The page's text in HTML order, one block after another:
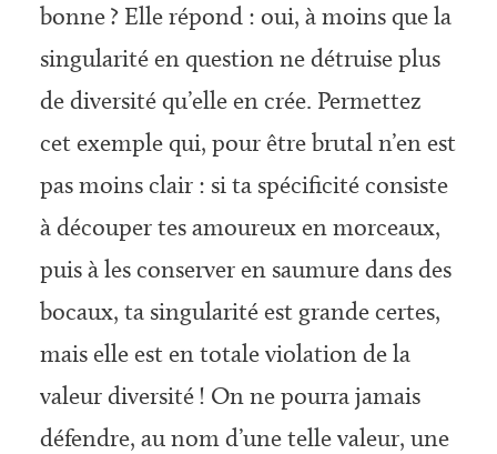
bonne ? Elle répond : oui, à moins que la
singularité en question ne détruise plus
de diversité qu’elle en crée. Permettez
cet exemple qui, pour être brutal n’en est
pas moins clair : si ta spécificité consiste
à découper tes amoureux en morceaux,
puis à les conserver en saumure dans des
bocaux, ta singularité est grande certes,
mais elle est en totale violation de la
valeur diversité ! On ne pourra jamais
défendre, au nom d’une telle valeur, une